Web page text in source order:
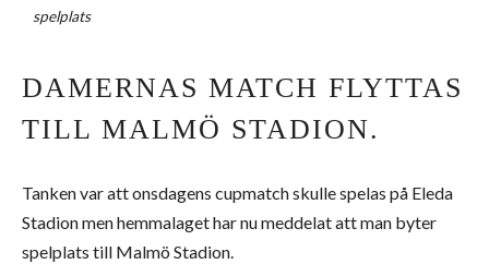
spelplats
DAMERNAS MATCH FLYTTAS
TILL MALMÖ STADION.
Tanken var att onsdagens cupmatch skulle spelas på Eleda
Stadion men hemmalaget har nu meddelat att man byter
spelplats till Malmö Stadion.